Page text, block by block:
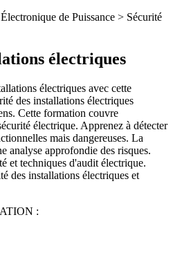
de Puissance > Sécurité
électriques
électriques avec cette
des installations électriques
Cette formation couvre
électrique. Apprenez à détecter
mais dangereuses. La
analyse approfondie des risques.
et techniques d'audit électrique.
des installations électriques et
: